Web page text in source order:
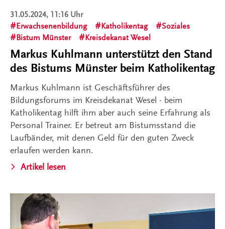
31.05.2024, 11:16 Uhr
Erwachsenenbildung
Katholikentag
Soziales
Bistum Münster
Kreisdekanat Wesel
Markus Kuhlmann unterstützt den Stand
des Bistums Münster beim Katholikentag
Markus Kuhlmann ist Geschäftsführer des
Bildungsforums im Kreisdekanat Wesel - beim
Katholikentag hilft ihm aber auch seine Erfahrung als
Personal Trainer. Er betreut am Bistumsstand die
Laufbänder, mit denen Geld für den guten Zweck
erlaufen werden kann.
Artikel lesen